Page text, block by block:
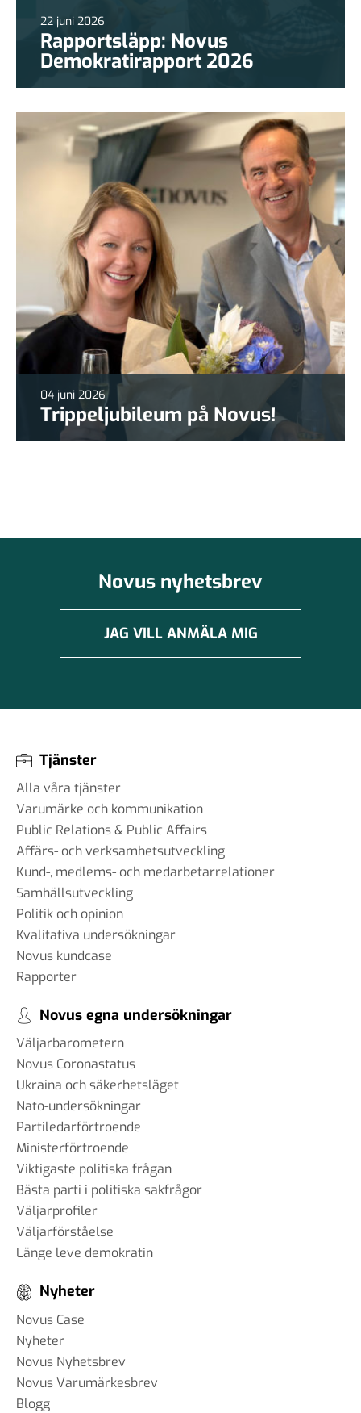
22 juni 2026
Rapportsläpp: Novus
Demokratirapport 2026
04 juni 2026
Trippeljubileum på Novus!
Novus nyhetsbrev
JAG VILL ANMÄLA MIG
Tjänster
Alla våra tjänster
Varumärke och kommunikation
Public Relations & Public Affairs
Affärs- och verksamhetsutveckling
Kund-, medlems- och medarbetarrelationer
Samhällsutveckling
Politik och opinion
Kvalitativa undersökningar
Novus kundcase
Rapporter
Novus egna undersökningar
Väljarbarometern
Novus Coronastatus
Ukraina och säkerhetsläget
Nato-undersökningar
Partiledarförtroende
Ministerförtroende
Viktigaste politiska frågan
Bästa parti i politiska sakfrågor
Väljarprofiler
Väljarförståelse
Länge leve demokratin
Nyheter
Novus Case
Nyheter
Novus Nyhetsbrev
Novus Varumärkesbrev
Blogg